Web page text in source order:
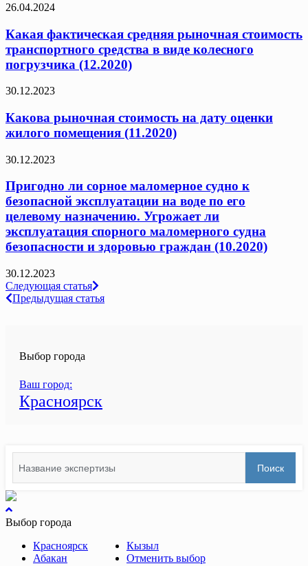
26.04.2024
Какая фактическая средняя рыночная стоимость
транспортного средства в виде колесного
погрузчика (12.2020)
30.12.2023
Какова рыночная стоимость на дату оценки
жилого помещения (11.2020)
30.12.2023
Пригодно ли сорное маломерное судно к
безопасной эксплуатации на воде по его
целевому назначению. Угрожает ли
эксплуатация спорного маломерного судна
безопасности и здоровью граждан (10.2020)
30.12.2023
Навигация
по
Следующая статья
Предыдущая статья
Выбор города
Ваш город:
Красноярск
for:
Поиск
вернуться
к
Выбор города
Красноярск
Абакан
Кызыл
Отменить выбор